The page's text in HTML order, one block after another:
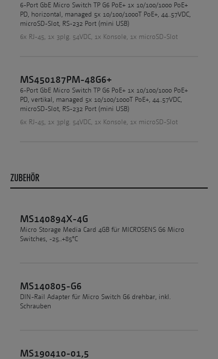
6-Port GbE Micro Switch TP G6 PoE+ 1x 10/100/1000 PoE+
PD, horizontal, managed 5x 10/100/1000T PoE+, 44..57VDC,
microSD-Slot, RS-232 Port (mini USB)
6x RJ-45, 1x 3plg. 54VDC, 1x Konsole, 1x microSD-Slot
MS450187PM-48G6+
6-Port GbE Micro Switch TP G6 PoE+ 1x 10/100/1000 PoE+
PD, vertikal, managed 5x 10/100/1000T PoE+, 44..57VDC,
microSD-Slot, RS-232 Port (mini USB)
6x RJ-45, 1x 3plg. 54VDC, 1x Konsole, 1x microSD-Slot
ZUBEHÖR
MS140894X-4G
Micro Storage Media Card 4GB für MICROSENS G6 Micro
Switches, -25..+85°C
MS140805-G6
DIN-Rail Adapter für Micro Switch G6 drehbar, inkl.
Schrauben
MS190410-01,5